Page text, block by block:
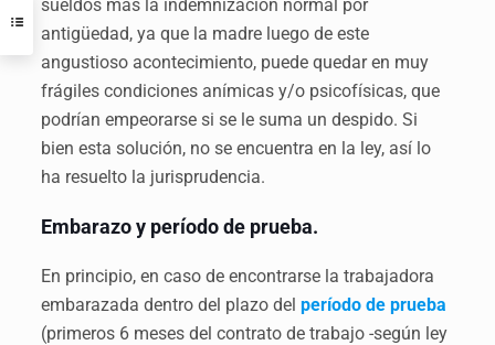
sueldos más la indemnización normal por
antigüedad, ya que la madre luego de este
angustioso acontecimiento, puede quedar en muy
frágiles condiciones anímicas y/o psicofísicas, que
podrían empeorarse si se le suma un despido. Si
bien esta solución, no se encuentra en la ley, así lo
ha resuelto la jurisprudencia.
Embarazo y período de prueba.
En principio, en caso de encontrarse la trabajadora
embarazada dentro del plazo del período de prueba
(primeros 6 meses del contrato de trabajo -según ley